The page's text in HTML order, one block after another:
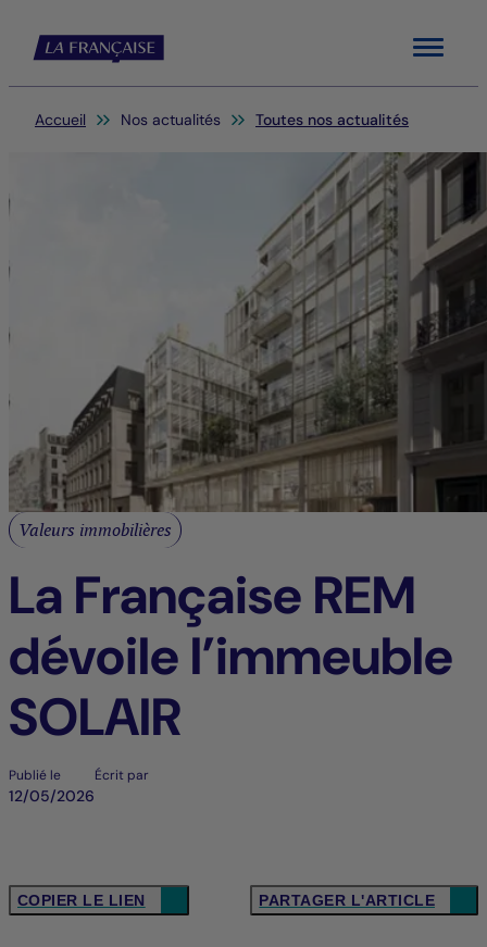
Menu
Vous êtes ici:
Accueil Nos actualités Toutes nos actualités
Valeurs immobilières
La Française REM
dévoile l’immeuble
SOLAIR
Publié le
12/05/2026
Écrit par
COPIER LE LIEN PARTAGER L'ARTICLE